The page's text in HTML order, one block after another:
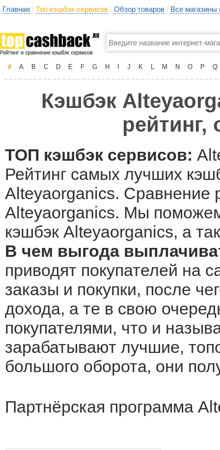
Главная | Топ кэшбэк сервисов | Обзор товаров | Все
# A B C D E F G H J K L M N O P Q
Кэшбэк
ТОП кэшбэк сервисов:
Рейтинг самых лучших
Alteyaorganics. Сравнение
Alteyaorganics. Мы
кэшбэк Alteyaorganics, а
В чем выгода
приводят покупателей на
заказы и покупки, после
дохода, а те в свою
покупателями, что и
зарабатывают лучшие,
большого оборота, они
Партнёрская программа